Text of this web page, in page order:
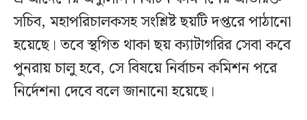
সচিব, মহাপরিচালকসহ সংশ্লিষ্ট ছয়টি দপ্তরে পাঠানো
হয়েছে। তবে স্থগিত থাকা ছয় ক্যাটাগরির সেবা কবে
পুনরায় চালু হবে, সে বিষয়ে নির্বাচন কমিশন পরে
নির্দেশনা দেবে বলে জানানো হয়েছে।